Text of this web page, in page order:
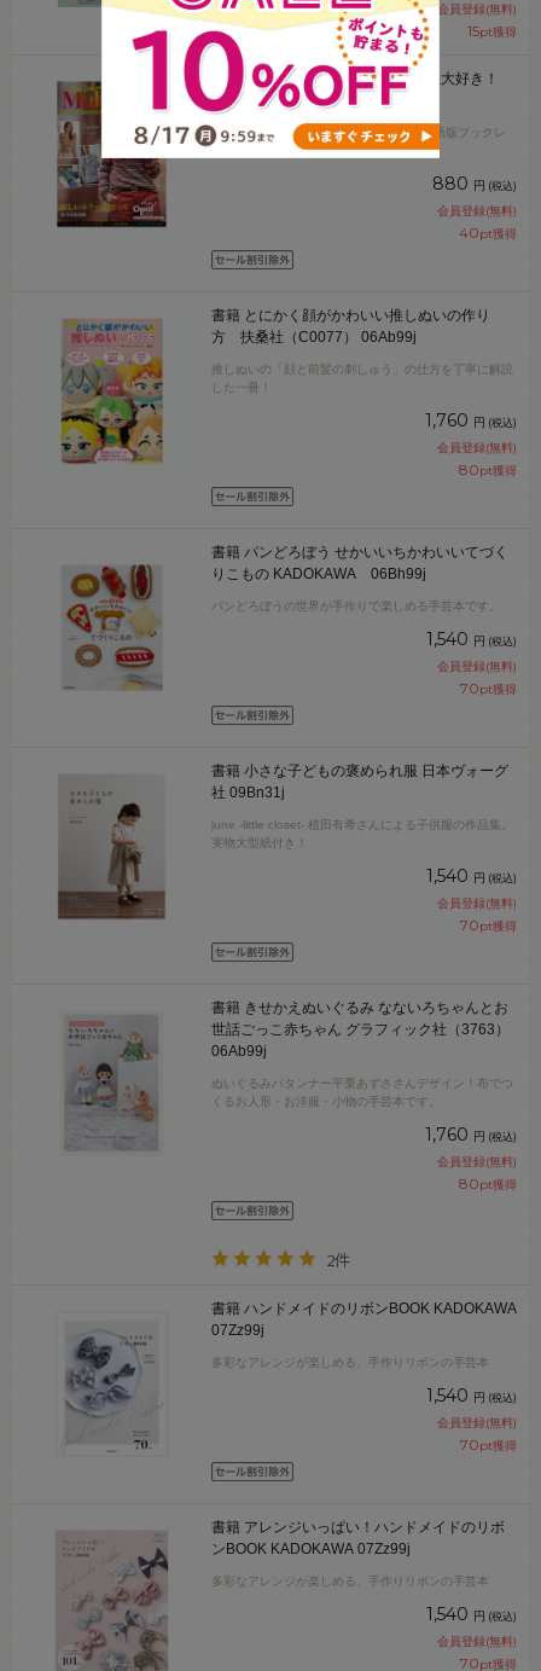
会員登録(無料)
15pt獲得
ブックレット 2023年 オパール毛糸大好き！
Vol.3 06Cr99j
全15作品の編み方掲載！Opal毛糸の日本語版ブックレ
ット（冊子）です。
880 円 (税込)
会員登録(無料)
40pt獲得
書籍 とにかく顔がかわいい推しぬいの作り
方 扶桑社（C0077） 06Ab99j
推しぬいの「顔と前髪の刺しゅう」の仕方を丁寧に解説
した一冊！
1,760 円 (税込)
会員登録(無料)
80pt獲得
書籍 パンどろぼう せかいいちかわいいてづく
りこもの KADOKAWA 06Bh99j
パンどろぼうの世界が手作りで楽しめる手芸本です。
1,540 円 (税込)
会員登録(無料)
70pt獲得
書籍 小さな子どもの褒められ服 日本ヴォーグ
社 09Bn31j
june -little closet- 植田有希さんによる子供服の作品集。
実物大型紙付き！
1,540 円 (税込)
会員登録(無料)
70pt獲得
書籍 きせかえぬいぐるみ なないろちゃんとお
世話ごっこ赤ちゃん グラフィック社（3763）
06Ab99j
ぬいぐるみパタンナー平栗あずささんデザイン！布でつ
くるお人形・お洋服・小物の手芸本です。
1,760 円 (税込)
会員登録(無料)
80pt獲得
2件
書籍 ハンドメイドのリボンBOOK KADOKAWA
07Zz99j
多彩なアレンジが楽しめる、手作りリボンの手芸本
1,540 円 (税込)
会員登録(無料)
70pt獲得
書籍 アレンジいっぱい！ハンドメイドのリボ
ンBOOK KADOKAWA 07Zz99j
多彩なアレンジが楽しめる、手作りリボンの手芸本
1,540 円 (税込)
会員登録(無料)
70pt獲得